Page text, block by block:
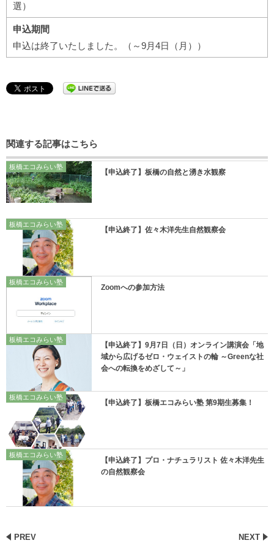
選）
申込期間
申込は終了いたしました。（～9月4日（月））
関連する記事はこちら
板橋エコみらい塾
【申込終了】板橋の自然と湧き水観察
板橋エコみらい塾
【申込終了】佐々木洋先生自然観察会
板橋エコみらい塾
Zoomへの参加方法
板橋エコみらい塾
【申込終了】9月7日（日）オンライン講演会「地
域から広げるゼロ・ウェイストの輪 ～Greenな社
会への転換をめざして～」
板橋エコみらい塾
【申込終了】板橋エコみらい塾 第9期生募集！
板橋エコみらい塾
【申込終了】プロ・ナチュラリスト 佐々木洋先生
の自然観察会
PREV NEXT